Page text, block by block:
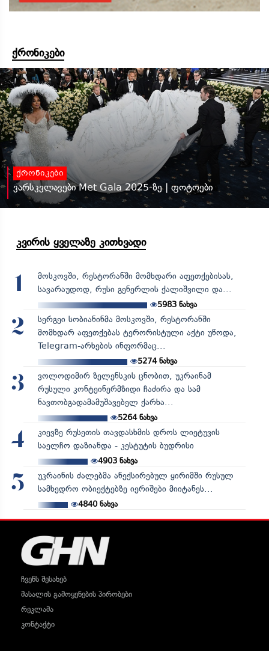
ქრონიკები
ქრონიკები
ვარსკვლავები Met Gala 2025-ზე | ფოტოები
კვირის ყველაზე კითხვადი
1
მოსკოვში, რესტორანში მომხდარი აფეთქებისას,
სავარაუდოდ, რუსი გენერლის ქალიშვილი და...
5983 ნახვა
2
სერგეი სობიანინმა მოსკოვში, რესტორანში
მომხდარ აფეთქებას ტერორისტული აქტი უწოდა,
Telegram-არხების ინფორმაც...
5274ნახვა
3
ვოლოდიმირ ზელენსკის ცნობით, უკრაინამ
რუსული კონტეინერმზიდი ჩაძირა და სამ
ნავთობგადამამუშავებელ ქარხა...
5264ნახვა
4
კიევზე რუსეთის თავდასხმის დროს ლიეტუვის
საელჩო დაზიანდა - კესტუტის ბუდრისი
4903ნახვა
5
უკრაინის ძალებმა ანექსირებულ ყირიმში რუსულ
სამხედრო ობიექტებზე იერიშები მიიტანეს...
4840ნახვა
ჩვენს შესახებ
მასალის გამოყენების პირობები
რეკლამა
კონტაქტი